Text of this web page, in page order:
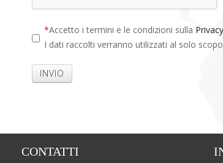
Accetto i termini e le condizioni sulla Privacy
I dati raccolti verranno utilizzati al solo
INVIO
CONTATTI